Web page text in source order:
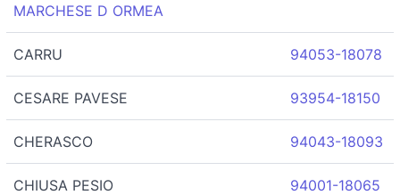
MARCHESE D ORMEA
CARRU 94053-18078
CESARE PAVESE 93954-18150
CHERASCO 94043-18093
CHIUSA PESIO 94001-18065